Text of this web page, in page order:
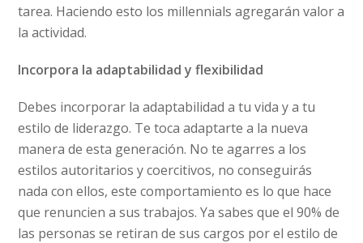
tarea. Haciendo esto los millennials agregarán valor a
la actividad.
Incorpora la adaptabilidad y flexibilidad
Debes incorporar la adaptabilidad a tu vida y a tu
estilo de liderazgo. Te toca adaptarte a la nueva
manera de esta generación. No te agarres a los
estilos autoritarios y coercitivos, no conseguirás
nada con ellos, este comportamiento es lo que hace
que renuncien a sus trabajos. Ya sabes que el 90% de
las personas se retiran de sus cargos por el estilo de